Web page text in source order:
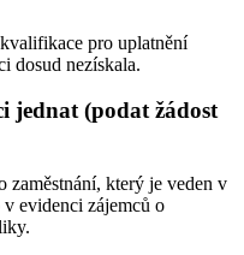
pro uplatnění
dosud nezískala.
jednat (podat žádost
zaměstnání, který je veden v
v evidenci zájemců o